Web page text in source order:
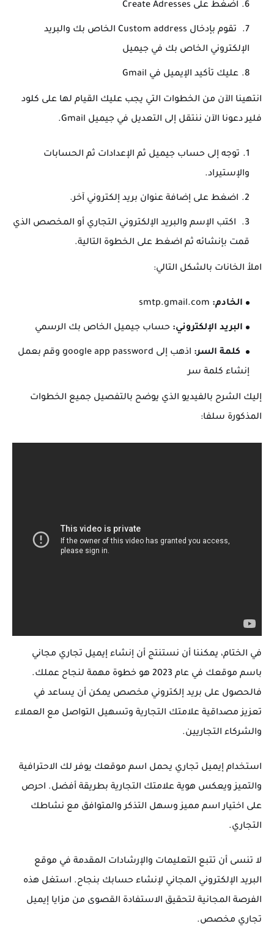
اضغط على Create Adresses
تقوم بإدخال Custom address الخاص بك والبريد
الإلكتروني الخاص بك في جيميل
عليك تأكيد الإيميل في Gmail
انتهينا الآن من الخطوات التي يجب عليك القيام لها على كلود
فلير دعونا الآن ننتقل إلى التعديل في جيميل Gmail.
توجه إلى حساب جيميل ثم الإعدادات ثم الحسابات
والإستيراد.
اضغط على إضافة عنوان بريد إلكتروني آخر.
اكتب الإسم والبريد الإلكتروني التجاري أو المخصص الذي
قمت بإنشائه ثم اضغط على الخطوة التالية.
املأ الخانات بالشكل التالي:
الخادم:
البريد الإلكتروني: حساب جيميل الخاص بك الرسمي
كلمة السر:
اذهب إلى google app password وقم بعمل
إنشاء كلمة سر
إليك الشرح بالفيديو الذي يوضح بالتفصيل جميع الخطوات
المذكورة سلفا:
في الختام، يمكننا أن نستنتج أن إنشاء إيميل تجاري مجاني
باسم موقعك في عام 2023 هو خطوة مهمة لنجاح عملك.
فالحصول على بريد إلكتروني مخصص يمكن أن يساعد في
تعزيز مصداقية علامتك التجارية وتسهيل التواصل مع العملاء
والشركاء التجاريين.
استخدام إيميل تجاري يحمل اسم موقعك يوفر لك الاحترافية
والتميز ويعكس هوية علامتك التجارية بطريقة أفضل. احرص
على اختيار اسم مميز وسهل التذكر والمتوافق مع نشاطك
التجاري.
لا تنسى أن تتبع التعليمات والإرشادات المقدمة في موقع
البريد الإلكتروني المجاني لإنشاء حسابك بنجاح. استغل هذه
الفرصة المجانية لتحقيق الاستفادة القصوى من مزايا إيميل
تجاري مخصص.